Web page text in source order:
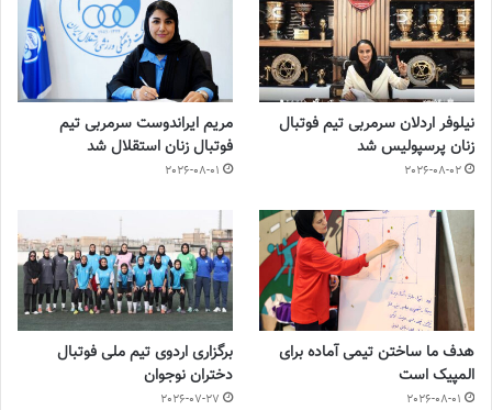
نیلوفر اردلان سرمربی تیم فوتبال
زنان پرسپولیس شد
2026-08-02
مریم ایراندوست سرمربی تیم
فوتبال زنان استقلال شد
2026-08-01
هدف ما ساختن تیمی آماده برای
المپیک است
2026-08-01
برگزاری اردوی تیم ملی فوتبال
دختران نوجوان
2026-07-27